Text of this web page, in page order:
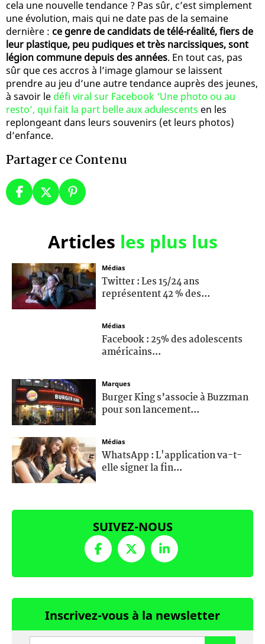
cela une nouvelle tendance ? Pas sûr, c’est simplement
une évolution, mais qui ne date pas de la semaine
dernière : ce genre de candidats de télé-réalité, fiers de
leur plastique, peu pudiques et très narcissiques, sont
légion commune depuis des années. En tout cas, pas
sûr que ces accros à l’image glamour se laissent
prendre au jeu d’une autre tendance auprès des jeunes,
à savoir le défi viral sur Facebook ‘Une photo ou au
resto’, qui fait la part belle aux adulescents en les
replongeant dans leurs souvenirs (et leurs photos)
d’enfance.
Partager ce Contenu
Articles les plus lus
Médias
Twitter : Les 15/24 ans
représentent 42 % des...
Médias
Facebook : 25% des adolescents
américains...
Marques
Burger King s’associe à Buzzman
pour son lancement...
Médias
WhatsApp : L'application va-t-
elle signer la fin...
SUIVEZ-NOUS
Inscrivez-vous à la newsletter